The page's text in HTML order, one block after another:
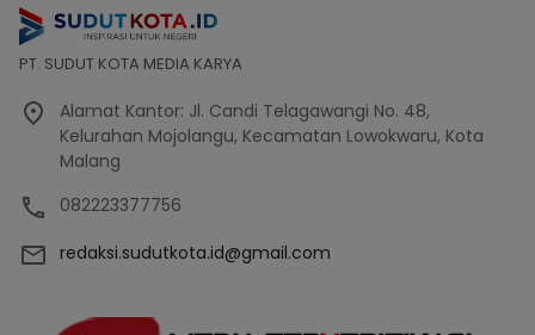
PT. SUDUT KOTA MEDIA KARYA
Alamat Kantor: Jl. Candi Telagawangi No. 48,
Kelurahan Mojolangu, Kecamatan Lowokwaru, Kota
Malang
082223377756
redaksi.sudutkota.id@gmail.com